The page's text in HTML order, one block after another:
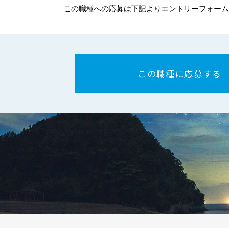
この職種への応募は下記よりエントリーフォーム
この職種に応募する